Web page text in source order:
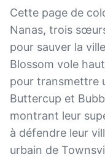
Cette page de
Nanas, trois
pour sauver la
Blossom vole
pour transmettre
Buttercup et
montrant leur
à défendre leur
urbain de